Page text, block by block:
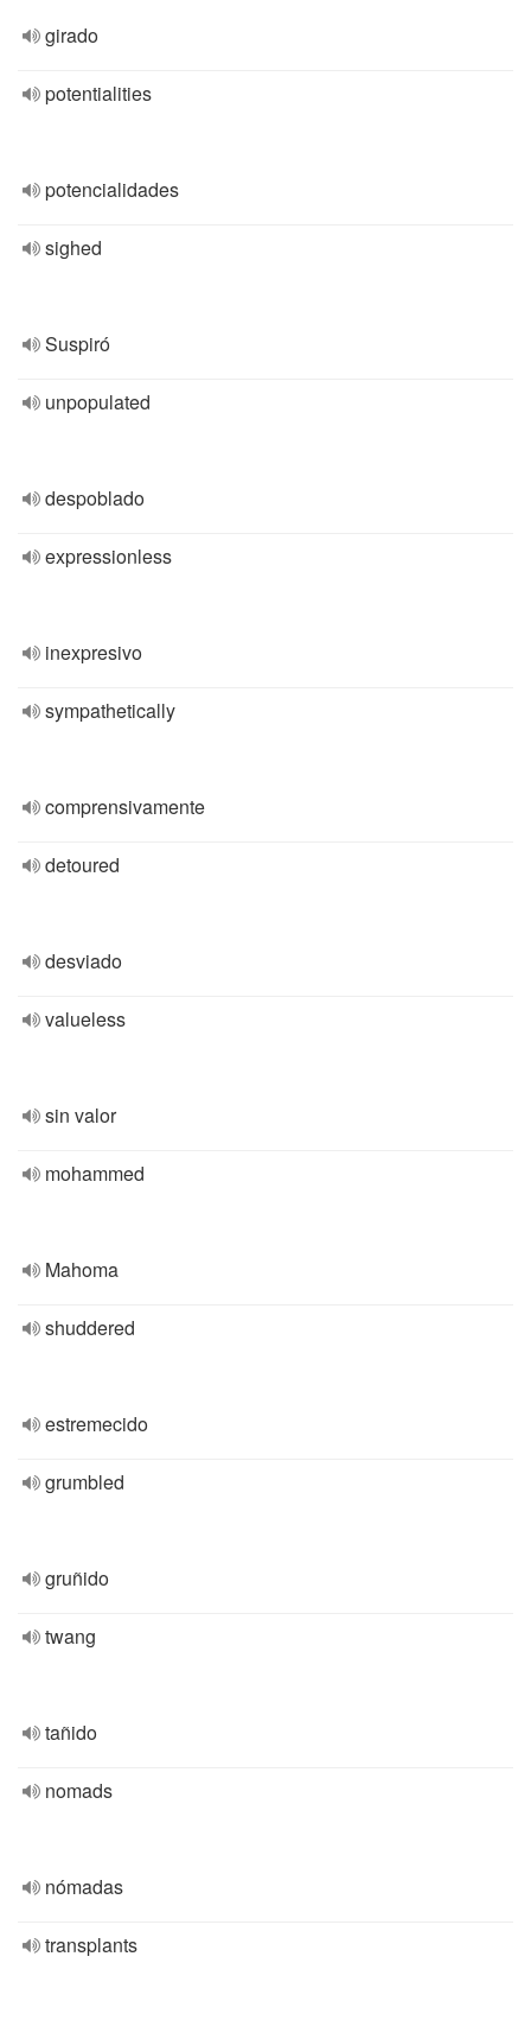
girado
potentialities
potencialidades
sighed
Suspiró
unpopulated
despoblado
expressionless
inexpresivo
sympathetically
comprensivamente
detoured
desviado
valueless
sin valor
mohammed
Mahoma
shuddered
estremecido
grumbled
gruñido
twang
tañido
nomads
nómadas
transplants